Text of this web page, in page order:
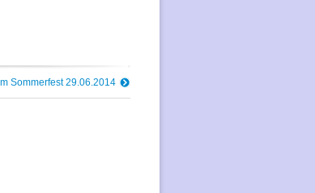
Sommerfest 29.06.2014